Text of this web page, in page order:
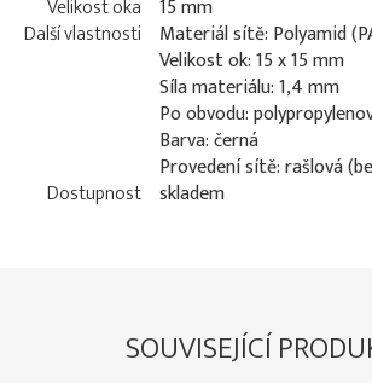
Velikost oka 15 mm
Další vlastnosti
Materiál sítě: Polyamid
Velikost ok: 15 x 15 mm
Síla materiálu: 1,4 mm
Po obvodu:
Barva: černá
Provedení sítě: rašlová
Dostupnost skladem
SOUVISEJÍCÍ